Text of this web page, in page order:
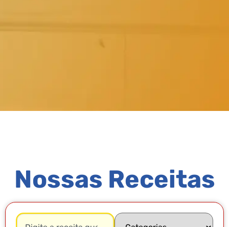
Nossas Receitas